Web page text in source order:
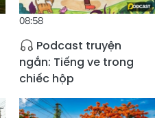
08:58
Podcast truyện
ngắn: Tiếng ve trong
chiếc hộp